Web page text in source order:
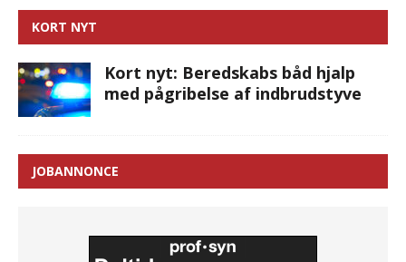
KORT NYT
Kort nyt: Beredskabs båd hjalp
med pågribelse af indbrudstyve
JOBANNONCE